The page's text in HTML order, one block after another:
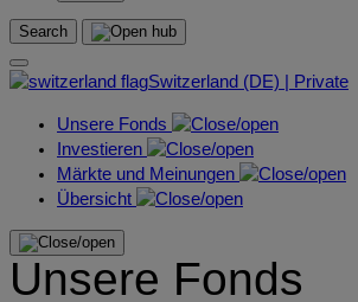
Search
Switzerland (DE) | Private
Unsere Fonds
Investieren
Märkte und Meinungen
Übersicht
Unsere Fonds